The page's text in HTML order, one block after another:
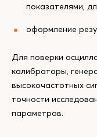
показателями,
оформление
Для поверки
калибраторы,
высокочастотных
точности
параметров.